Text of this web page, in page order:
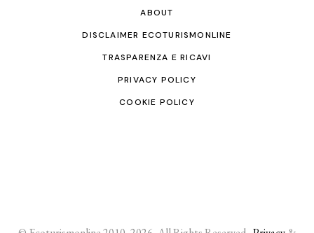
ABOUT
DISCLAIMER ECOTURISMONLINE
TRASPARENZA E RICAVI
PRIVACY POLICY
COOKIE POLICY